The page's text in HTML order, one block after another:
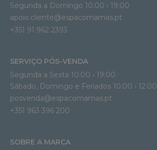
Segunda a Domingo 10:00 › 19:00
apoio.cliente@espacomamas.pt
+351 91 962 2393
SERVIÇO PÓS-VENDA
Segunda a Sexta 10:00 › 19:00
Sábado, Domingo e Feriados 10:00 › 12:00
posvenda@espacomamas.pt
+351 963 396 200
SOBRE A MARCA